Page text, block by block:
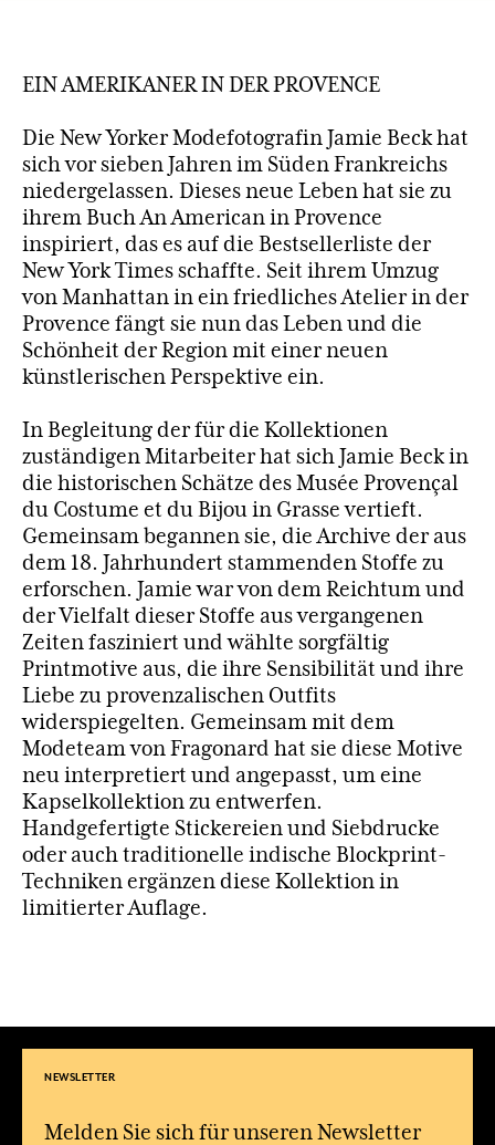
EIN AMERIKANER IN DER PROVENCE
Die New Yorker Modefotografin Jamie Beck hat
sich vor sieben Jahren im Süden Frankreichs
niedergelassen. Dieses neue Leben hat sie zu
ihrem Buch An American in Provence
inspiriert, das es auf die Bestsellerliste der
New York Times schaffte. Seit ihrem Umzug
von Manhattan in ein friedliches Atelier in der
Provence fängt sie nun das Leben und die
Schönheit der Region mit einer neuen
künstlerischen Perspektive ein.
In Begleitung der für die Kollektionen
zuständigen Mitarbeiter hat sich Jamie Beck in
die historischen Schätze des Musée Provençal
du Costume et du Bijou in Grasse vertieft.
Gemeinsam begannen sie, die Archive der aus
dem 18. Jahrhundert stammenden Stoffe zu
erforschen. Jamie war von dem Reichtum und
der Vielfalt dieser Stoffe aus vergangenen
Zeiten fasziniert und wählte sorgfältig
Printmotive aus, die ihre Sensibilität und ihre
Liebe zu provenzalischen Outfits
widerspiegelten. Gemeinsam mit dem
Modeteam von Fragonard hat sie diese Motive
neu interpretiert und angepasst, um eine
Kapselkollektion zu entwerfen.
Handgefertigte Stickereien und Siebdrucke
oder auch traditionelle indische Blockprint-
Techniken ergänzen diese Kollektion in
limitierter Auflage.
NEWSLETTER
Melden Sie sich für unseren Newsletter